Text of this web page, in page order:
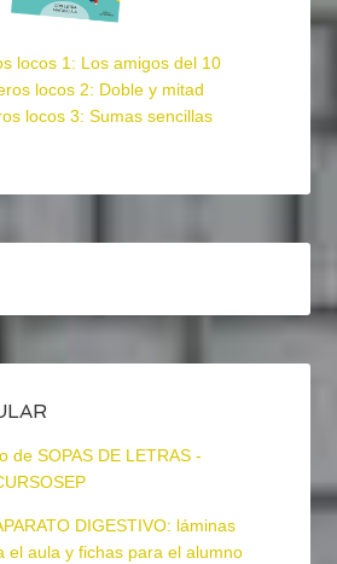
locos 1: Los amigos del 10
locos 2: Doble y mitad
locos 3: Sumas sencillas
de SOPAS DE LETRAS -
DIGESTIVO: láminas
el aula y fichas para el alumno